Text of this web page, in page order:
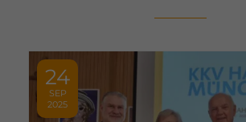
24
SEP
2025